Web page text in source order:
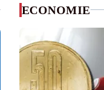
ECONOMIE